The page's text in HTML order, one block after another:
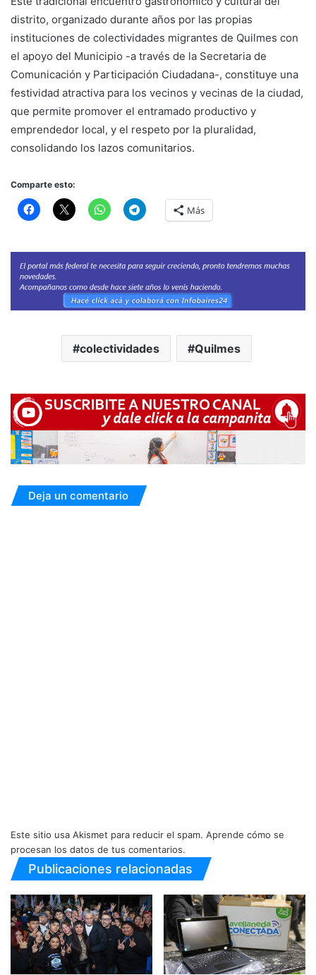
distrito, organizado durante años por las propias
instituciones de colectividades migrantes de Quilmes con
el apoyo del Municipio -a través de la Secretaria de
Comunicación y Participación Ciudadana-, constituye una
festividad atractiva para los vecinos y vecinas de la ciudad,
que permite promover el entramado productivo y
emprendedor local, y el respeto por la pluralidad,
consolidando los lazos comunitarios.
Comparte esto:
Más
colectividades Quilmes
Deja un comentario
Este sitio usa Akismet para reducir el spam. Aprende cómo se
procesan los datos de tus comentarios.
Publicaciones relacionadas